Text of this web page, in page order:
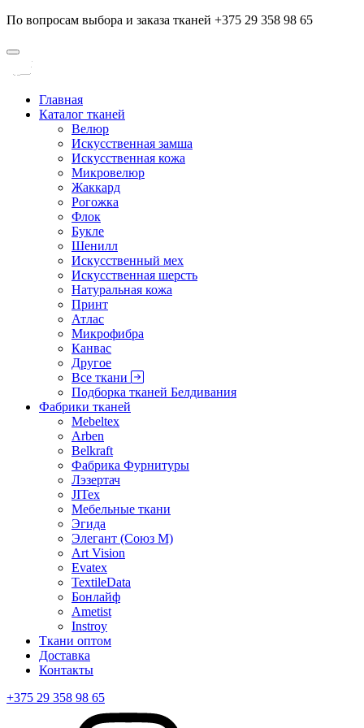
По вопросам выбора и заказа тканей +375 29 358 98 65
Главная
Каталог тканей
Велюр
Искусственная замша
Искусственная кожа
Микровелюр
Жаккард
Рогожка
Флок
Букле
Шенилл
Искусственный мех
Искусственная шерсть
Натуральная кожа
Принт
Атлас
Микрофибра
Канвас
Другое
Все ткани
Подборка тканей Белдивания
Фабрики тканей
Mebeltex
Arben
Belkraft
Фабрика Фурнитуры
Лэзертач
JITex
Мебельные ткани
Эгида
Элегант (Союз М)
Art Vision
Evatex
TextileData
Бонлайф
Ametist
Instroy
Ткани оптом
Доставка
Контакты
+375 29 358 98 65